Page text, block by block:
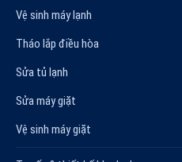
Vệ sinh máy lạnh
Tháo lắp điều hòa
Sửa tủ lạnh
Sửa máy giặt
Vệ sinh máy giặt